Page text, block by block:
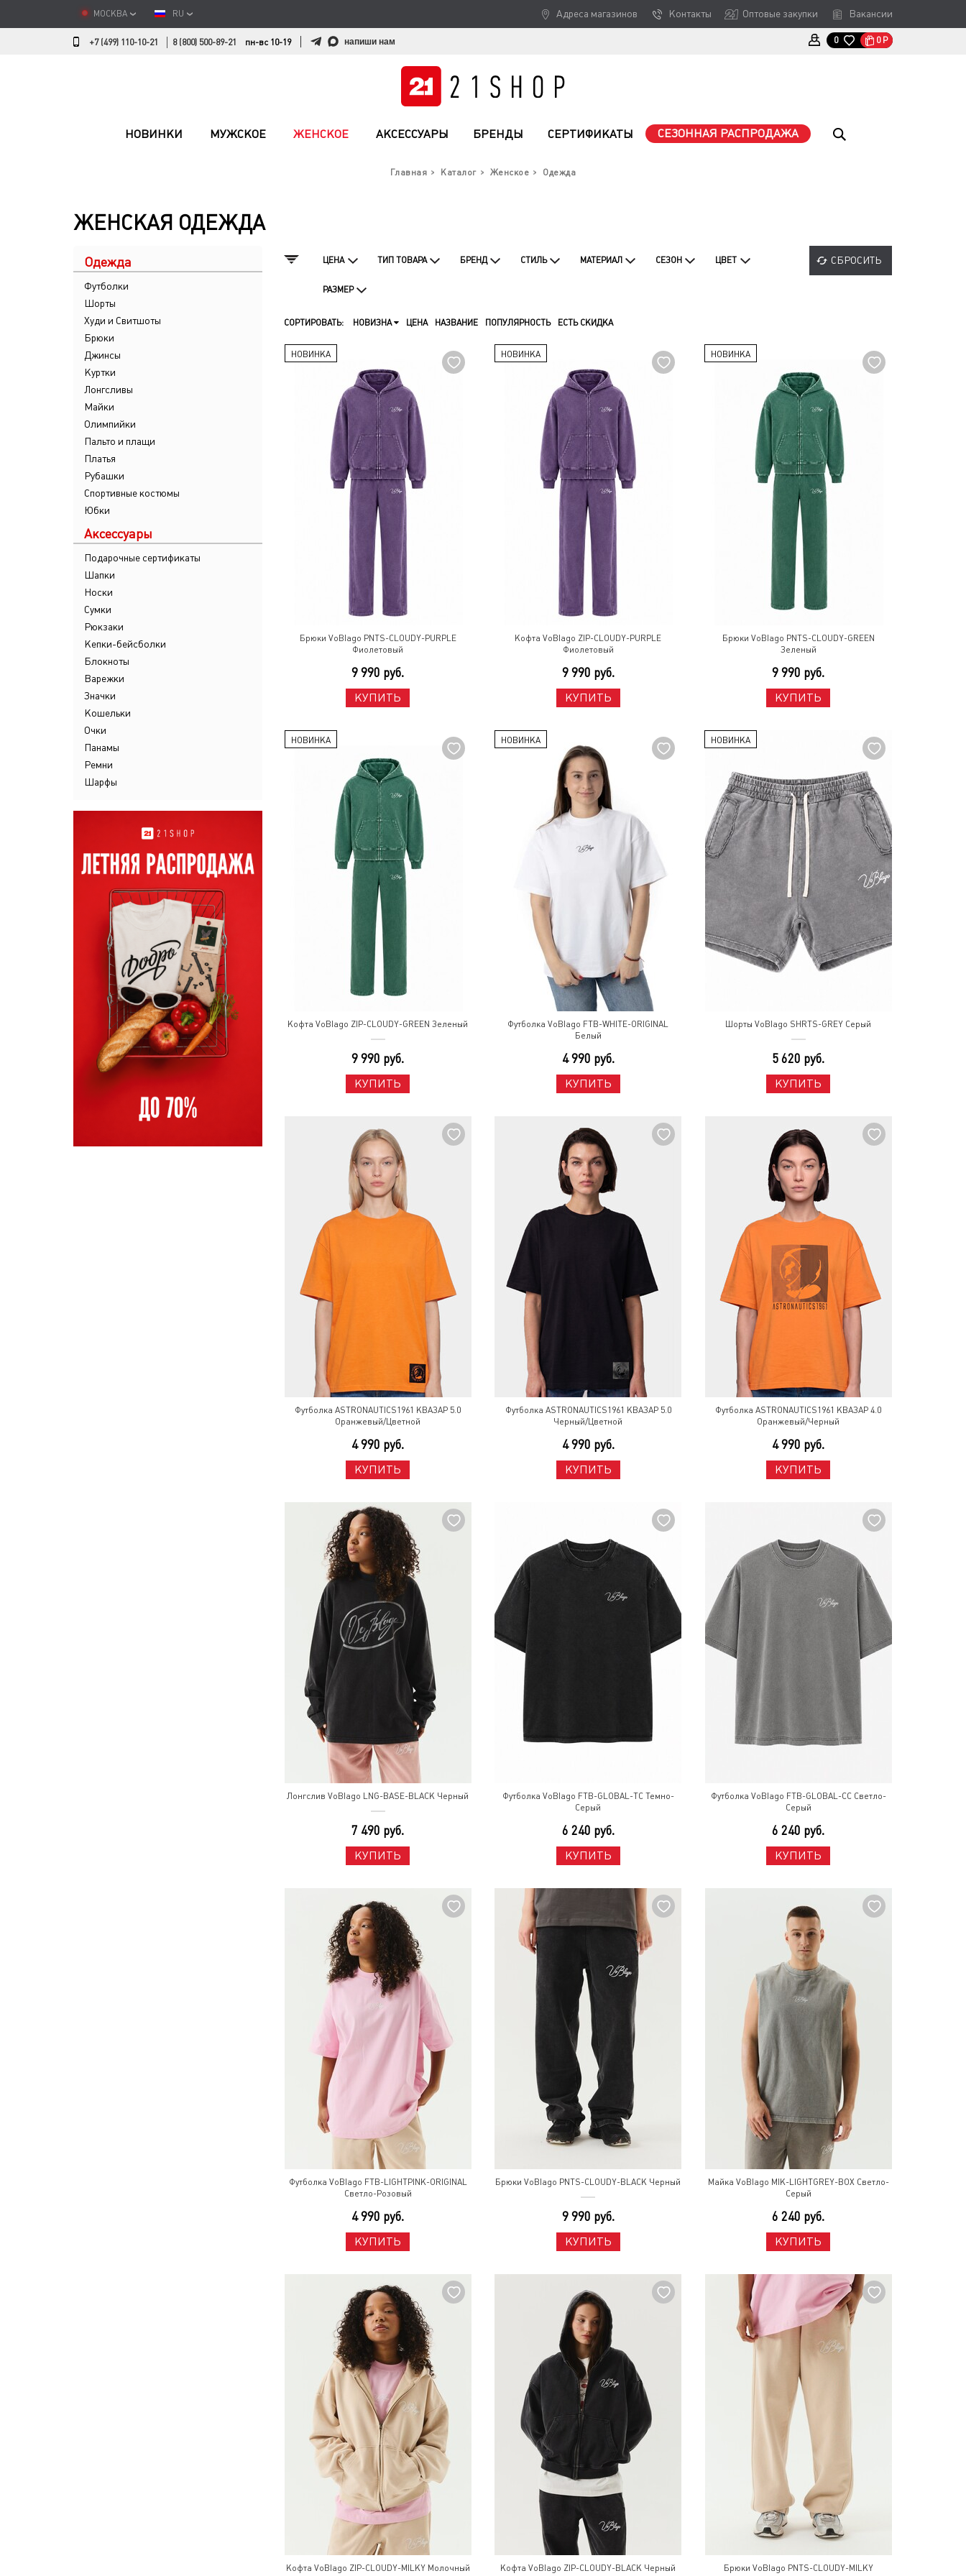
МОСКВА RU Адреса магазинов Контакты Оптовые закупки Вакансии
+7 (499) 110-10-21 8 (800) 500-89-21 пн-вс 10-19 напиши нам 0 0 Р
НОВИНКИ МУЖСКОЕ ЖЕНСКОЕ АКСЕССУАРЫ БРЕНДЫ СЕРТИФИКАТЫ СЕЗОННАЯ РАСПРОДАЖА
Главная Каталог Женское Одежда
ЖЕНСКАЯ ОДЕЖДА
Одежда
Футболки
Шорты
Худи и Свитшоты
Брюки
Джинсы
Куртки
Лонгсливы
Майки
Олимпийки
Пальто и плащи
Платья
Рубашки
Спортивные костюмы
Юбки
Аксессуары
Подарочные сертификаты
Шапки
Носки
Сумки
Рюкзаки
Кепки-бейсболки
Блокноты
Варежки
Значки
Кошельки
Очки
Панамы
Ремни
Шарфы
ЦЕНА ТИП ТОВАРА БРЕНД СТИЛЬ МАТЕРИАЛ СЕЗОН ЦВЕТ
РАЗМЕР
СБРОСИТЬ
СОРТИРОВАТЬ: НОВИЗНА ЦЕНА НАЗВАНИЕ ПОПУЛЯРНОСТЬ ЕСТЬ СКИДКА
НОВИНКА
Брюки VoBlago PNTS-CLOUDY-PURPLE
Фиолетовый
9 990 руб.
КУПИТЬ
НОВИНКА
Кофта VoBlago ZIP-CLOUDY-PURPLE
Фиолетовый
9 990 руб.
КУПИТЬ
НОВИНКА
Брюки VoBlago PNTS-CLOUDY-GREEN
Зеленый
9 990 руб.
КУПИТЬ
НОВИНКА
Кофта VoBlago ZIP-CLOUDY-GREEN Зеленый
9 990 руб.
КУПИТЬ
НОВИНКА
Футболка VoBlago FTB-WHITE-ORIGINAL
Белый
4 990 руб.
КУПИТЬ
НОВИНКА
Шорты VoBlago SHRTS-GREY Серый
5 620 руб.
КУПИТЬ
Футболка ASTRONAUTICS1961 КВАЗАР 5.0
Оранжевый/Цветной
4 990 руб.
КУПИТЬ
Футболка ASTRONAUTICS1961 КВАЗАР 5.0
Черный/Цветной
4 990 руб.
КУПИТЬ
Футболка ASTRONAUTICS1961 КВАЗАР 4.0
Оранжевый/Черный
4 990 руб.
КУПИТЬ
Лонгслив VoBlago LNG-BASE-BLACK Черный
7 490 руб.
КУПИТЬ
Футболка VoBlago FTB-GLOBAL-TC Темно-
Серый
6 240 руб.
КУПИТЬ
Футболка VoBlago FTB-GLOBAL-CC Светло-
Серый
6 240 руб.
КУПИТЬ
Футболка VoBlago FTB-LIGHTPINK-ORIGINAL
Светло-Розовый
4 990 руб.
КУПИТЬ
Брюки VoBlago PNTS-CLOUDY-BLACK Черный
9 990 руб.
КУПИТЬ
Майка VoBlago MIK-LIGHTGREY-BOX Светло-
Серый
6 240 руб.
КУПИТЬ
Кофта VoBlago ZIP-CLOUDY-MILKY Молочный Кофта VoBlago ZIP-CLOUDY-BLACK Черный
Брюки VoBlago PNTS-CLOUDY-MILKY